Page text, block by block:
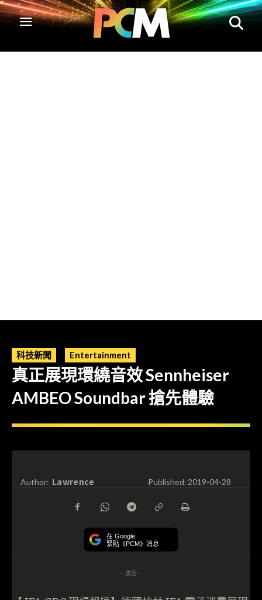
科技新聞 Entertainment
真正展現環繞音效 Sennheiser
AMBEO Soundbar 搶先體驗
Author: Lawrence Published:2019-04-28
在 Google
緊貼《PCM》消息
- 廣告 -